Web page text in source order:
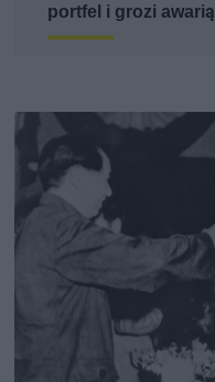
portfel i grozi awarią